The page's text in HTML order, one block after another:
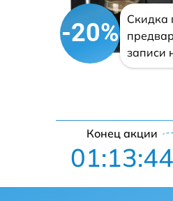
-20%
Скидка
записи
Конец акции
01:13:43